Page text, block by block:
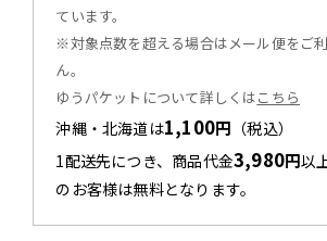
ています。
※対象点数を超える場合はメール便をご
ん。
ゆうパケットについて詳しくはこちら
沖縄・北海道は1,100円 （税込）
1配送先につき、商品代金3,980円以
のお客様は無料となります。